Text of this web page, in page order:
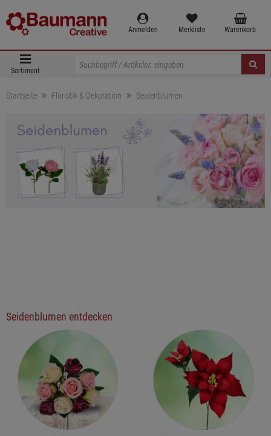
Anmelden Merkliste Warenkorb
Sortiment
Startseite Floristik & Dekoration Seidenblumen
Seidenblumen entdecken